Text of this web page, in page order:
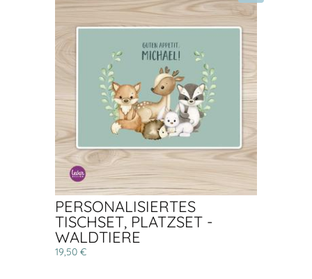
PERSONALISIERTES
TISCHSET, PLATZSET -
WALDTIERE
19,50 €